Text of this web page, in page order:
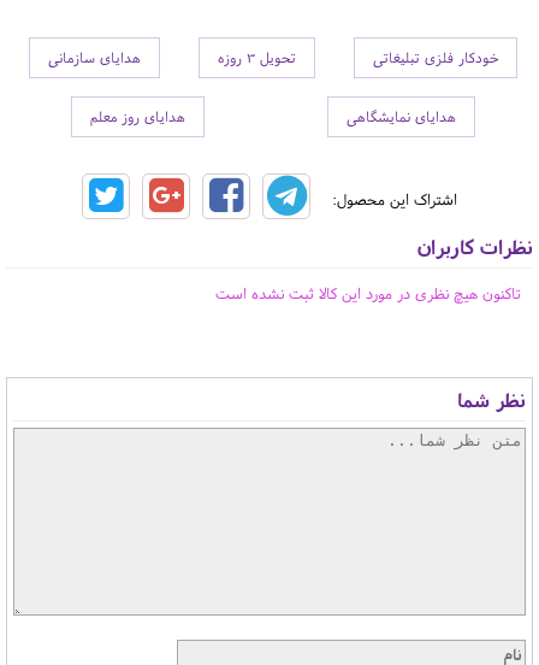
خودکار فلزی تبلیغاتی تحویل 3 روزه هدایای سازمانی
هدایای نمایشگاهی هدایای روز معلم
اشتراک این محصول:
نظرات کاربران
تاکنون هیچ نظری در مورد این کالا ثبت نشده است
نظر شما